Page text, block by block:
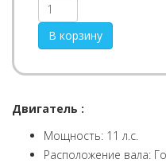
Двигатель :
Мощность: 11 л.с.
Расположение вала: